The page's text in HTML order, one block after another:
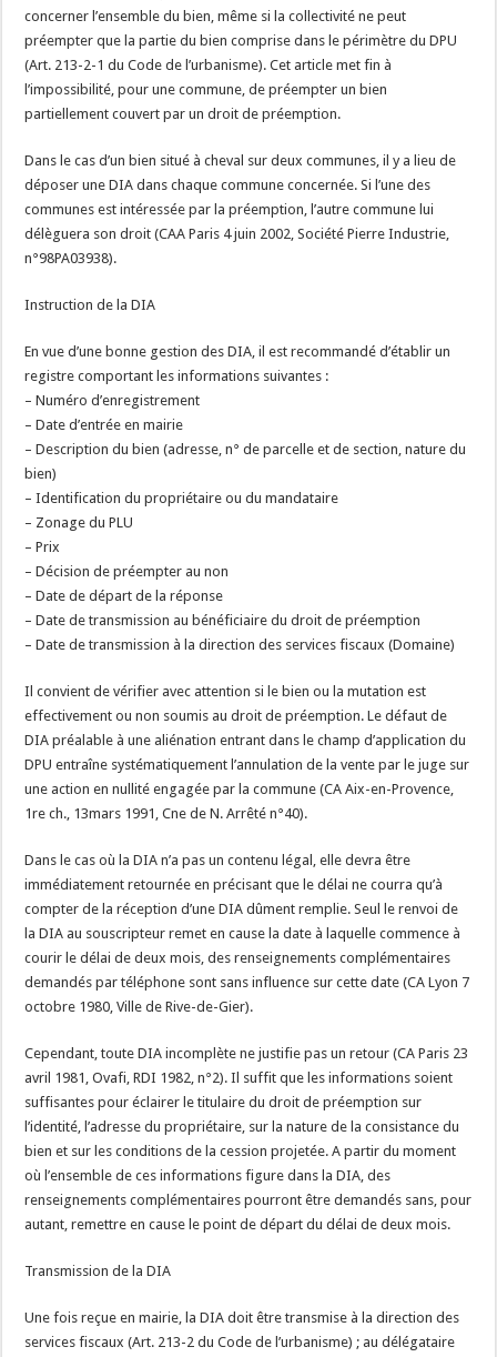
concerner l’ensemble du bien, même si la collectivité ne peut
préempter que la partie du bien comprise dans le périmètre du DPU
(Art. 213-2-1 du Code de l’urbanisme). Cet article met fin à
l’impossibilité, pour une commune, de préempter un bien
partiellement couvert par un droit de préemption.
Dans le cas d’un bien situé à cheval sur deux communes, il y a lieu de
déposer une DIA dans chaque commune concernée. Si l’une des
communes est intéressée par la préemption, l’autre commune lui
délèguera son droit (CAA Paris 4 juin 2002, Société Pierre Industrie,
n°98PA03938).
Instruction de la DIA
En vue d’une bonne gestion des DIA, il est recommandé d’établir un
registre comportant les informations suivantes :
– Numéro d’enregistrement
– Date d’entrée en mairie
– Description du bien (adresse, n° de parcelle et de section, nature du
bien)
– Identification du propriétaire ou du mandataire
– Zonage du PLU
– Prix
– Décision de préempter au non
– Date de départ de la réponse
– Date de transmission au bénéficiaire du droit de préemption
– Date de transmission à la direction des services fiscaux (Domaine)
Il convient de vérifier avec attention si le bien ou la mutation est
effectivement ou non soumis au droit de préemption. Le défaut de
DIA préalable à une aliénation entrant dans le champ d’application du
DPU entraîne systématiquement l’annulation de la vente par le juge sur
une action en nullité engagée par la commune (CA Aix-en-Provence,
1re ch., 13mars 1991, Cne de N. Arrêté n°40).
Dans le cas où la DIA n’a pas un contenu légal, elle devra être
immédiatement retournée en précisant que le délai ne courra qu’à
compter de la réception d’une DIA dûment remplie. Seul le renvoi de
la DIA au souscripteur remet en cause la date à laquelle commence à
courir le délai de deux mois, des renseignements complémentaires
demandés par téléphone sont sans influence sur cette date (CA Lyon 7
octobre 1980, Ville de Rive-de-Gier).
Cependant, toute DIA incomplète ne justifie pas un retour (CA Paris 23
avril 1981, Ovafi, RDI 1982, n°2). Il suffit que les informations soient
suffisantes pour éclairer le titulaire du droit de préemption sur
l’identité, l’adresse du propriétaire, sur la nature de la consistance du
bien et sur les conditions de la cession projetée. A partir du moment
où l’ensemble de ces informations figure dans la DIA, des
renseignements complémentaires pourront être demandés sans, pour
autant, remettre en cause le point de départ du délai de deux mois.
Transmission de la DIA
Une fois reçue en mairie, la DIA doit être transmise à la direction des
services fiscaux (Art. 213-2 du Code de l’urbanisme) ; au délégataire